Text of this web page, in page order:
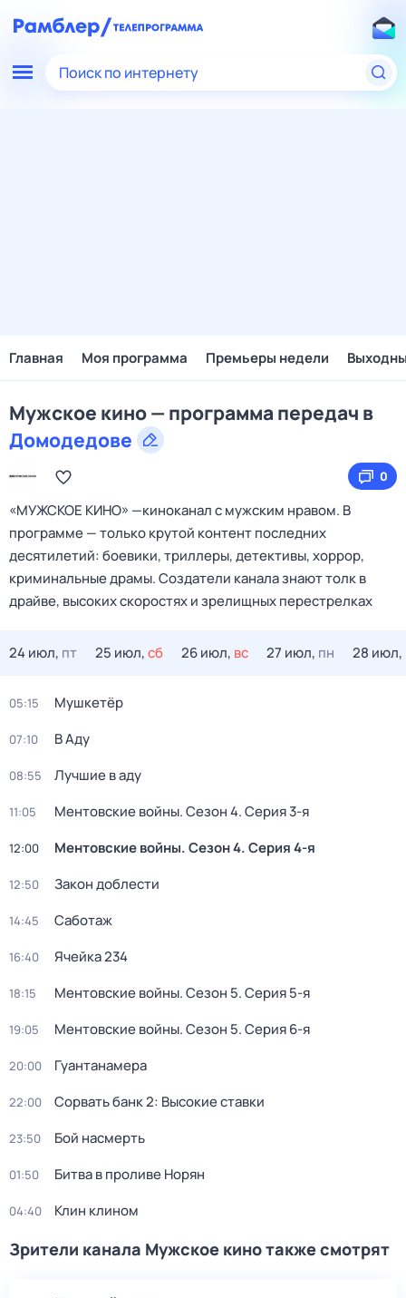
Поиск по интернету
Главная Моя программа Премьеры недели
Мужское кино — программа передач в
Домодедове
0
«МУЖСКОЕ КИНО» —киноканал с мужским нравом. В
программе — только крутой контент последних
десятилетий: боевики, триллеры, детективы, хоррор,
криминальные драмы. Создатели канала знают толк в
драйве, высоких скоростях и зрелищных перестрелках
24 июл, пт 25 июл,сб 26 июл, вс 27 июл, пн 28 июл,
05:15 Мушкетёр
07:10 В Аду
08:55 Лучшие в аду
11:05 Ментовские войны. Сезон 4. Серия 3-я
12:00 Ментовские войны. Сезон 4. Серия 4-я
12:50 Закон доблести
14:45 Саботаж
16:40 Ячейка 234
18:15 Ментовские войны. Сезон 5. Серия 5-я
19:05 Ментовские войны. Сезон 5. Серия 6-я
20:00 Гуантанамера
22:00 Сорвать банк 2: Высокие ставки
23:50 Бой насмерть
01:50 Битва в проливе Норян
04:40 Клин клином
Зрители канала Мужское кино также смотрят